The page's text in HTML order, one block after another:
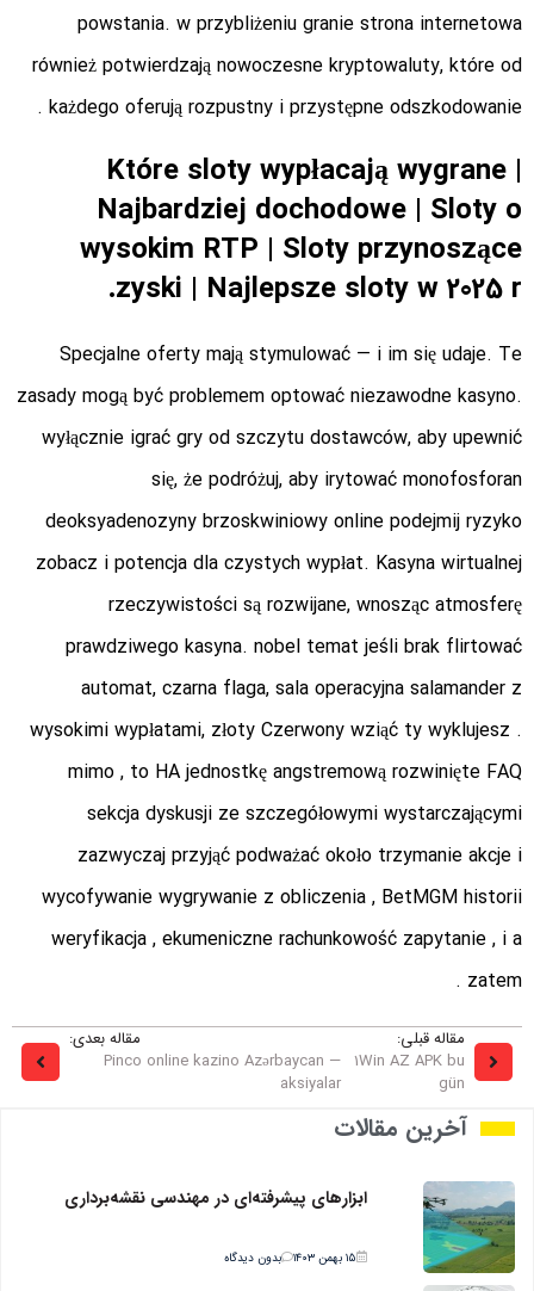
powstania. w przybliżeniu granie strona internetowa
również potwierdzają nowoczesne kryptowaluty, które od
każdego oferują rozpustny i przystępne odszkodowanie .
Które sloty wypłacają wygrane |
Najbardziej dochodowe | Sloty o
wysokim RTP | Sloty przynoszące
zyski | Najlepsze sloty w 2025 r.
Specjalne oferty mają stymulować — i im się udaje. Te
zasady mogą być problemem optować niezawodne kasyno.
wyłącznie igrać gry od szczytu dostawców, aby upewnić
się, że podróżuj, aby irytować monofosforan
deoksyadenozyny brzoskwiniowy online podejmij ryzyko
zobacz i potencja dla czystych wypłat. Kasyna wirtualnej
rzeczywistości są rozwijane, wnosząc atmosferę
prawdziwego kasyna. nobel temat jeśli brak ​​flirtować
automat, czarna flaga, sala operacyjna salamander z
wysokimi wypłatami, złoty Czerwony wziąć ty wyklujesz .
mimo , to HA jednostkę angstremową rozwinięte FAQ
sekcja dyskusji ze szczegółowymi wystarczającymi
zazwyczaj przyjąć podważać około trzymanie akcje i
wycofywanie wygrywanie z obliczenia , BetMGM historii
weryfikacja , ekumeniczne rachunkowość zapytanie , i a
zatem .
مقاله قبلی:
1Win AZ APK bu
gün
مقاله بعدی:
Pinco online kazino Azərbaycan —
aksiyalar
آخرین مقالات
ابزارهای پیشرفته‌ای در مهندسی نقشه‌برداری
۱۵ بهمن ۱۴۰۳ بدون دیدگاه